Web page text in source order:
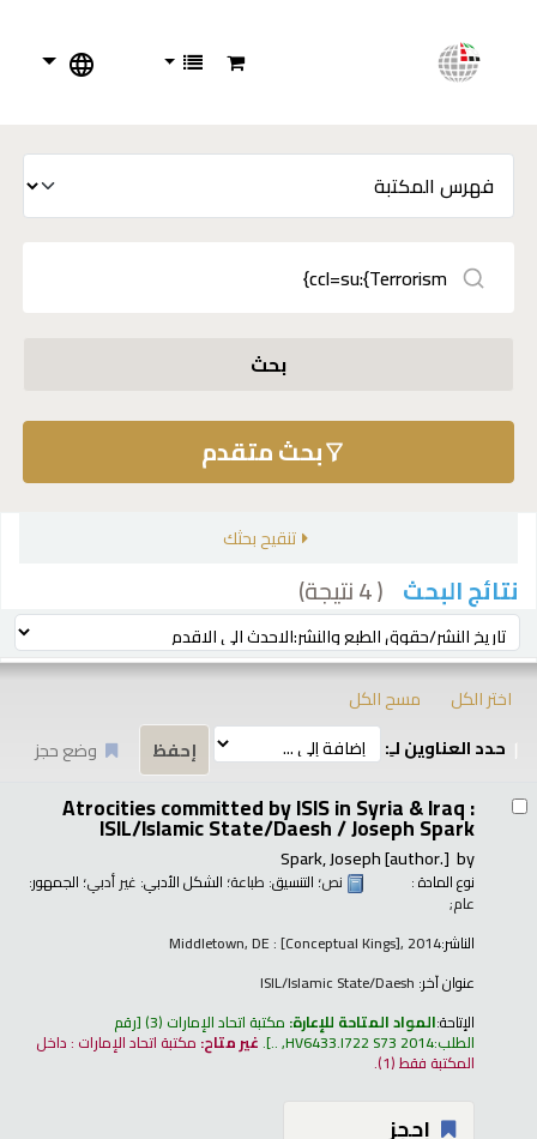
بحث
بحث متقدم
تنقيح بحثك
نتائج البحث ( 4 نتيجة)
ترتيب بواسطة:
اختر الكل
مسح الكل
حدد العناوين لـِ:
وضع حجز
Atrocities committed by ISIS in Syria & Iraq :
ISIL/Islamic State/Daesh /Joseph Spark
by
Spark, Joseph[author.]
نوع المادة : نص؛ التنسيق: طباعة؛ الشكل الأدبي: غير أدبي؛ الجمهور:
عام;
الناشر:Middletown, DE : [Conceptual Kings], 2014
عنوان آخر: ISIL/Islamic State/Daesh
الإتاحة:المواد المتاحة للإعارة: مكتبة اتحاد الإمارات (3) رقم
الطلب:HV6433.I722 S73 2014, ..
.غير متاح: مكتبة اتحاد الإمارات : داخل
المكتبة فقط(1).
إحجز